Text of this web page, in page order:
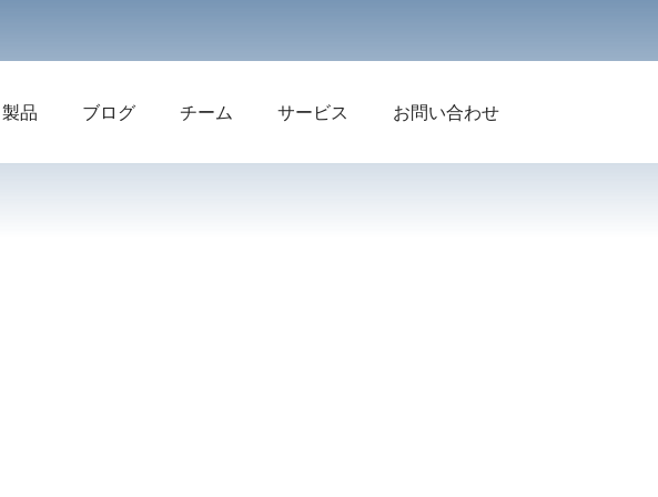
製品 ブログ チーム サービス お問い合わせ